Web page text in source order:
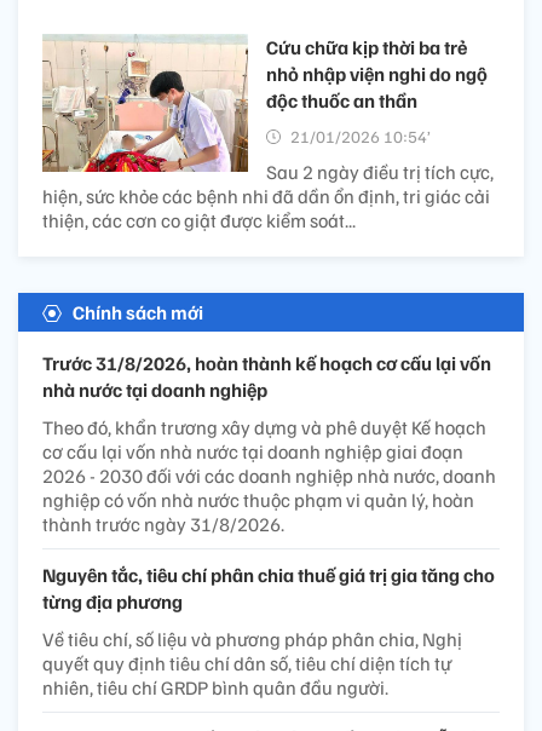
Cứu chữa kịp thời ba trẻ
nhỏ nhập viện nghi do ngộ
độc thuốc an thần
21/01/2026 10:54’
Sau 2 ngày điều trị tích cực,
hiện, sức khỏe các bệnh nhi đã dần ổn định, tri giác cải
thiện, các cơn co giật được kiểm soát...
Chính sách mới
Trước 31/8/2026, hoàn thành kế hoạch cơ cấu lại vốn
nhà nước tại doanh nghiệp
Theo đó, khẩn trương xây dựng và phê duyệt Kế hoạch
cơ cấu lại vốn nhà nước tại doanh nghiệp giai đoạn
2026 - 2030 đối với các doanh nghiệp nhà nước, doanh
nghiệp có vốn nhà nước thuộc phạm vi quản lý, hoàn
thành trước ngày 31/8/2026.
Nguyên tắc, tiêu chí phân chia thuế giá trị gia tăng cho
từng địa phương
Về tiêu chí, số liệu và phương pháp phân chia, Nghị
quyết quy định tiêu chí dân số, tiêu chí diện tích tự
nhiên, tiêu chí GRDP bình quân đầu người.